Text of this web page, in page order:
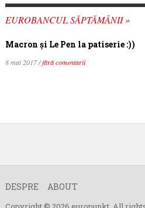
EUROBANCUL SĂPTĂMÂNII »
Macron şi Le Pen la patiserie :))
8 mai 2017 /fără comentarii
DESPRE ABOUT